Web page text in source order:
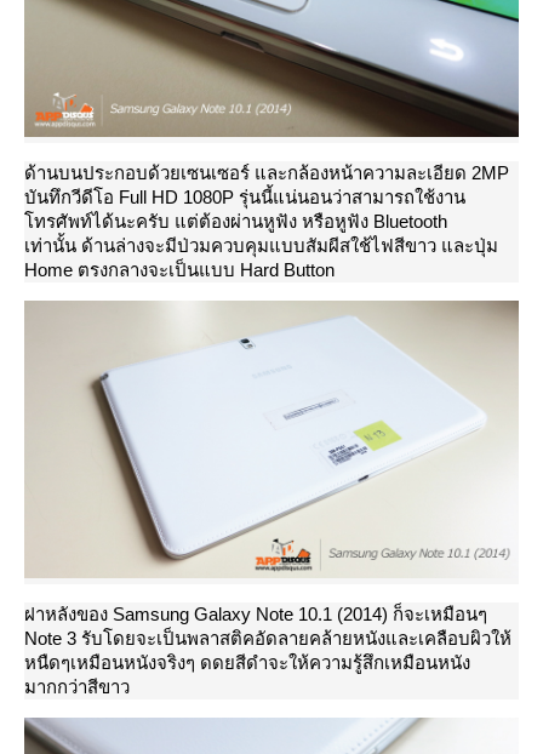
ด้านบนประกอบด้วยเซนเซอร์ และกล้องหน้าความละเอียด 2MP
บันทึกวีดีโอ Full HD 1080P รุ่นนี้แน่นอนว่าสามารถใช้งาน
ทรศัพท์ได้นะครับ แต่ต้องผ่านหูฟัง หรือหูฟัง Bluetooth
เท่านั้น ด้านล่างจะมีป่วมควบคุมแบบสัมผีสใช้ไฟสีขาว และปุ่ม
Home ตรงกลางจะเป็นแบบ Hard Button
ฝาหลังของ Samsung Galaxy Note 10.1 (2014) ก็จะเหมือนๆ
Note 3 รับโดยจะเป็นพลาสติคอัดลายคล้ายหนังและเคลือบผิวให้
หนืดๆเหมือนหนังจริงๆ ดดยสีดำจะให้ความรู้สึกเหมือนหนัง
มากกว่าสีขาว